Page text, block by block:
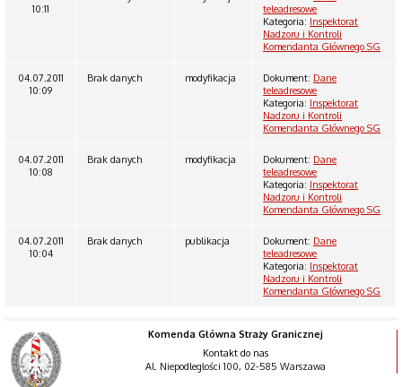
10:11
teleadresowe
Kategoria: Inspektorat
Nadzoru i Kontroli
Komendanta Głównego SG
04.07.2011
10:09
Brak danych modyfikacja Dokument: Dane
teleadresowe
Kategoria: Inspektorat
Nadzoru i Kontroli
Komendanta Głównego SG
04.07.2011
10:08
Brak danych modyfikacja Dokument: Dane
teleadresowe
Kategoria: Inspektorat
Nadzoru i Kontroli
Komendanta Głównego SG
04.07.2011
10:04
Brak danych publikacja Dokument: Dane
teleadresowe
Kategoria: Inspektorat
Nadzoru i Kontroli
Komendanta Głównego SG
Komenda Główna Straży Granicznej
Kontakt do nas
Al. Niepodległości 100, 02-585 Warszawa